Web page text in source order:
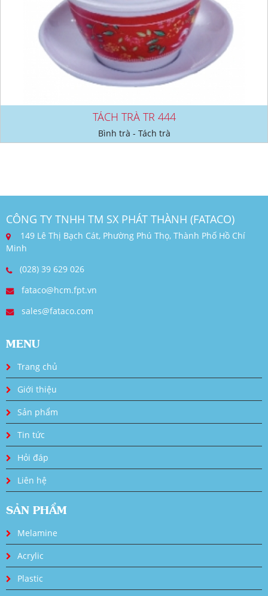
TÁCH TRÀ TR 444
Bình trà - Tách trà
CÔNG TY TNHH TM SX PHÁT THÀNH (FATACO)
149 Lê Thị Bạch Cát, Phường Phú Thọ, Thành Phố Hồ Chí
Minh
(028) 39 629 026
fataco@hcm.fpt.vn
sales@fataco.com
MENU
Trang chủ
Giới thiệu
Sản phẩm
Tin tức
Hỏi đáp
Liên hệ
SẢN PHẨM
Melamine
Acrylic
Plastic